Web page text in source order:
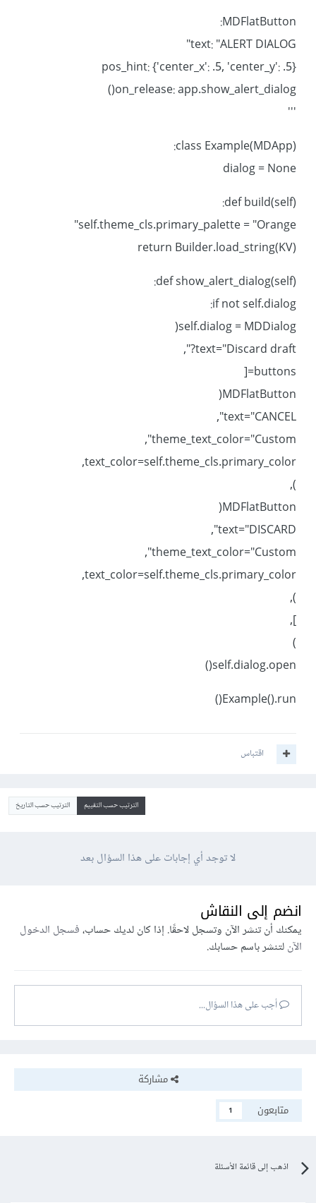
MDFlatButton:
text: "ALERT DIALOG"
pos_hint: {'center_x': .5, 'center_y': .5}
on_release: app.show_alert_dialog()
'''
class Example(MDApp):
dialog = None
def build(self):
self.theme_cls.primary_palette = "Orange"
return Builder.load_string(KV)
def show_alert_dialog(self):
if not self.dialog:
self.dialog = MDDialog(
text="Discard draft?",
buttons=[
MDFlatButton(
text="CANCEL",
theme_text_color="Custom",
text_color=self.theme_cls.primary_color,
),
MDFlatButton(
text="DISCARD",
theme_text_color="Custom",
text_color=self.theme_cls.primary_color,
),
],
self.dialog.open()
Example().run()
اقتباس
الترتيب حسب التقييم الترتيب حسب التاريخ
لا توجد أي إجابات على هذا السؤال بعد
انضم إلى النقاش
يمكنك أن تنشر الآن وتسجل لاحقًا. إذا كان لديك حساب،فسجل الدخول
الآنلتنشر باسم حسابك.
أجب على هذا السؤال...
مشاركة
متابعون
1
اذهب إلى قائمة الأسئلة